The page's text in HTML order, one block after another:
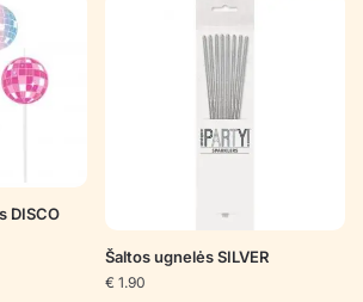
DISCO
Šaltos ugnelės SILVER
€ 1.90